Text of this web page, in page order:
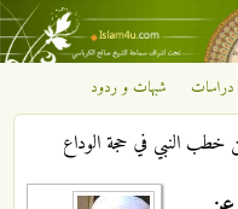
دراسات شبهات و ردود
النبي في حجة الوداع